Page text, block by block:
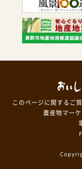
このページに関するご
農産物マー